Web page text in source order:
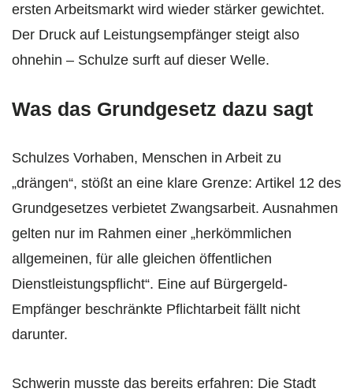
ersten Arbeitsmarkt wird wieder stärker gewichtet.
Der Druck auf Leistungsempfänger steigt also
ohnehin – Schulze surft auf dieser Welle.
Was das Grundgesetz dazu sagt
Schulzes Vorhaben, Menschen in Arbeit zu
„drängen“, stößt an eine klare Grenze: Artikel 12 des
Grundgesetzes verbietet Zwangsarbeit. Ausnahmen
gelten nur im Rahmen einer „herkömmlichen
allgemeinen, für alle gleichen öffentlichen
Dienstleistungspflicht“. Eine auf Bürgergeld-
Empfänger beschränkte Pflichtarbeit fällt nicht
darunter.
Schwerin musste das bereits erfahren: Die Stadt